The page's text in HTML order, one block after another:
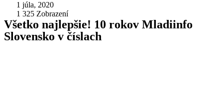
1 júla, 2020
1 325 Zobrazení
Všetko najlepšie! 10 rokov Mladiinfo
Slovensko v číslach